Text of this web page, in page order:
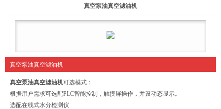
真空泵油真空滤油机
真空泵油真空滤油机
真空泵油真空滤油机可选模式：
根据用户需求可选配PLC智能控制，触摸屏操作，并设动态显示。
选配在线式水分检测仪